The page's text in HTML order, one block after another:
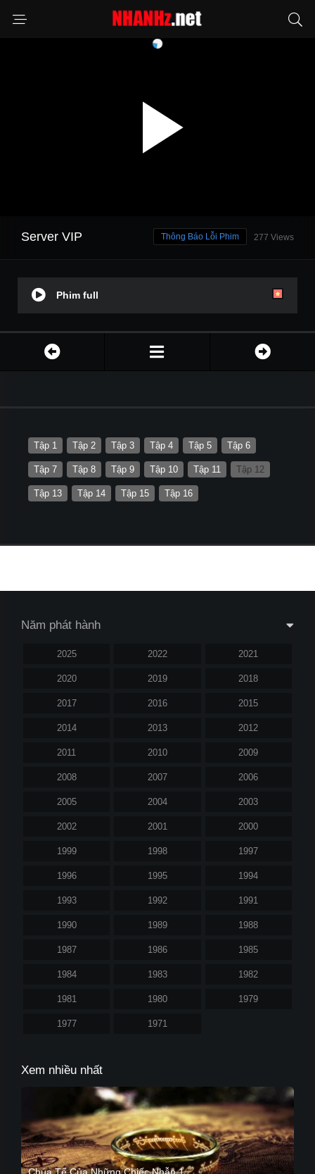
Server VIP 277 Views
Thông Báo Lỗi Phim
Phim full
Tập 1 Tập 2 Tập 3 Tập 4 Tập 5 Tập 6
Tập 7 Tập 8 Tập 9 Tập 10 Tập 11 Tập 12
Tập 13 Tập 14 Tập 15 Tập 16
Năm phát hành
2025 2022 2021
2020 2019 2018
2017 2016 2015
2014 2013 2012
2011 2010 2009
2008 2007 2006
2005 2004 2003
2002 2001 2000
1999 1998 1997
1996 1995 1994
1993 1992 1991
1990 1989 1988
1987 1986 1985
1984 1983 1982
1981 1980 1979
1977 1971
Xem nhiều nhất